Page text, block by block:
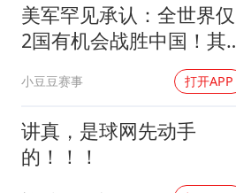
美军罕见承认：全世界仅
2国有机会战胜中国！其
余国家，连上桌资格都没
有
小豆豆赛事 打开APP
讲真，是球网先动手
的！！！